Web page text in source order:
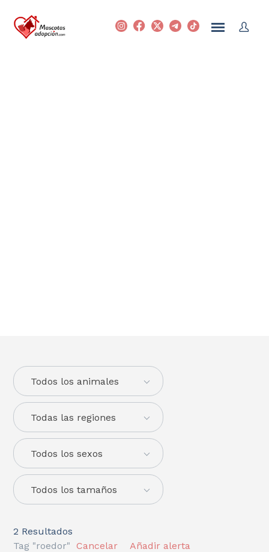
Todas las regiones
Todos los animales
Todos los sexos
Todos los tamaños
2 Resultados
Tag "roedor"
Cancelar Añadir alerta